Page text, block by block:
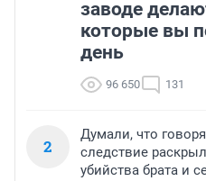
заводе
которые вы
день
96 650 131
2
Думали, что
следствие
убийства брата и